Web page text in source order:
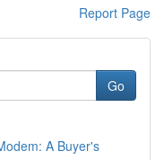
Report Page
Go
A Buyer's